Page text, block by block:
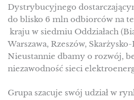
Dystrybucyjnego
do blisko 6 mln odbiorców na
kraju w siedmiu Oddziałach
Warszawa, Rzeszów,
Nieustannie dbamy o rozwój,
niezawodność sieci
Grupa szacuje swój udział w